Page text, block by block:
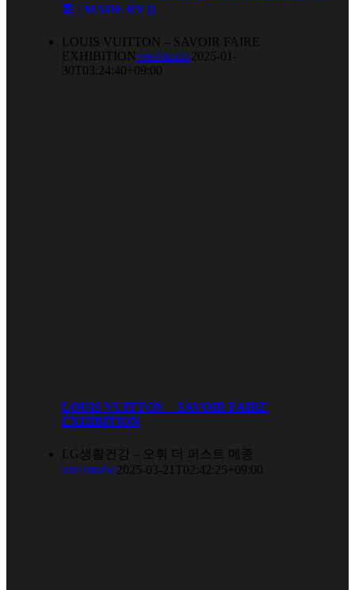
회 | MADE BY []
LOUIS VUITTON – SAVOIR FAIRE
EXHIBITIONvrealstudio2025-01-
30T03:24:40+09:00
LOUIS VUITTON – SAVOIR FAIRE
EXHIBITION
LG생활건강 – 오휘 더 퍼스트 메종
vrealstudio2025-03-21T02:42:25+09:00